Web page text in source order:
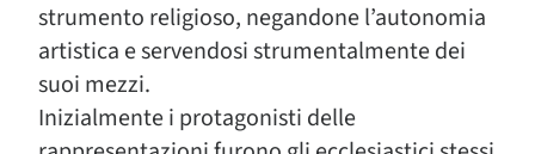
strumento religioso, negandone l’autonomia
artistica e servendosi strumentalmente dei
suoi mezzi.
Inizialmente i protagonisti delle